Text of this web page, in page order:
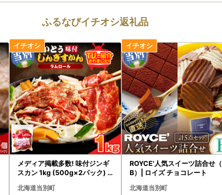
ふるなびイチオシ返礼品
メディア掲載多数! 味付ジンギ
スカン 1kg (500g×2パック) |
北海道当別町
ROYCE'人気スイーツ詰合せ（
B）| ロイズ チョコレート
北海道当別町